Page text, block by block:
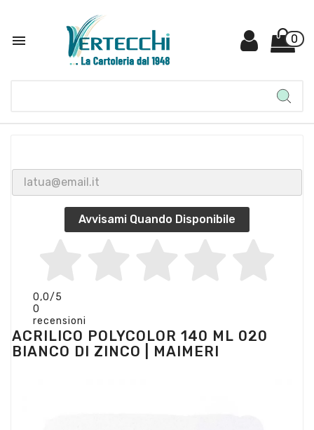
 0
Avvisami Quando Disponibile
0,0/5
0
recensioni
ACRILICO POLYCOLOR 140 ML 020
BIANCO DI ZINCO | MAIMERI